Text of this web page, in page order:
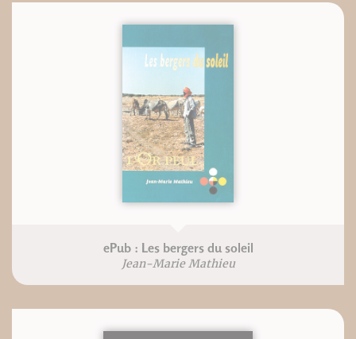
ePub : Les bergers du soleil
Jean-Marie Mathieu